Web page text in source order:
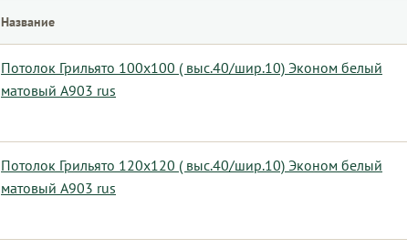
Название
Потолок Грильято 100х100 ( выс.40/шир.10) Эконом белый
матовый А903 rus
Потолок Грильято 120х120 ( выс.40/шир.10) Эконом белый
матовый А903 rus